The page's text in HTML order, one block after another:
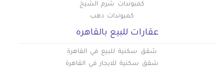
كمبوندات شرم الشيخ
كمبوندات دهب
عقارات للبيع بالقاهره
شقق سكنية للبيع في القاهرة
شقق سكنية للايجار في القاهرة